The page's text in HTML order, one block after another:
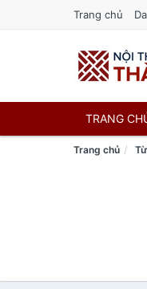
Trang chủ
TRANG
Trang chủ